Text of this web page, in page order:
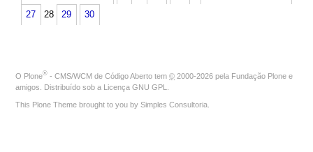
27 28 29 30
O Plone® - CMS/WCM de Código Aberto tem © 2000-2026 pela Fundação Plone e
amigos. Distribuído sob a Licença GNU GPL
This Plone Theme brought to you by Simples Consultoria